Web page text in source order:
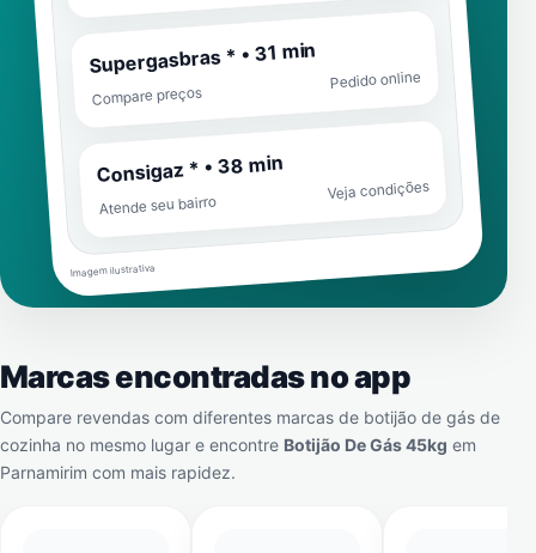
Supergasbras * • 31 min
Compare preços
Pedido online
Consigaz * • 38 min
Atende seu bairro
Veja condições
Imagem ilustrativa
Marcas encontradas no app
Compare revendas com diferentes marcas de botijão de gás de
cozinha no mesmo lugar e encontre Botijão De Gás 45kg em
Parnamirim com mais rapidez.